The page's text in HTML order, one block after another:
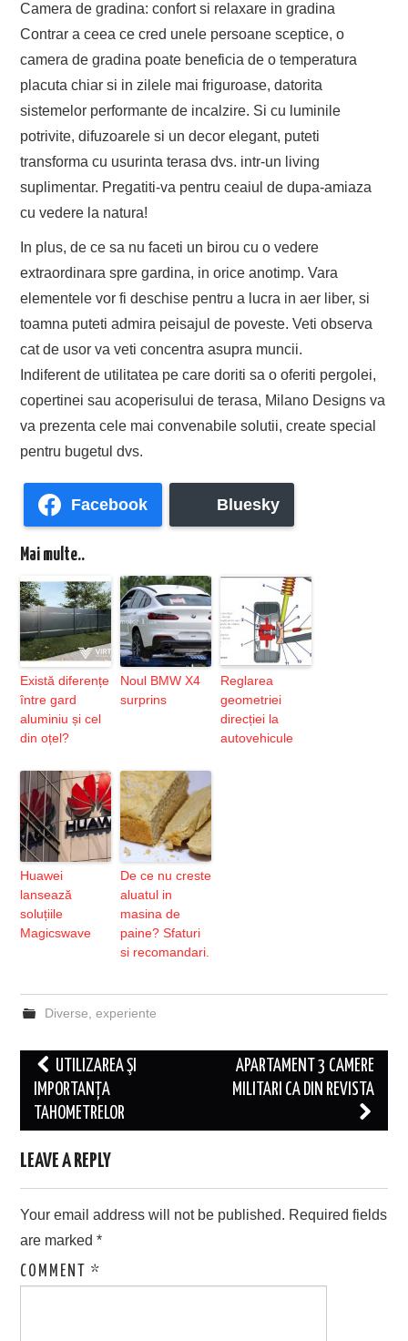
Camera de gradina: confort si relaxare in gradina
Contrar a ceea ce cred unele persoane sceptice, o
camera de gradina poate beneficia de o temperatura
placuta chiar si in zilele mai friguroase, datorita
sistemelor performante de incalzire. Si cu luminile
potrivite, difuzoarele si un decor elegant, puteti
transforma cu usurinta terasa dvs. intr-un living
suplimentar. Pregatiti-va pentru ceaiul de dupa-amiaza
cu vedere la natura!
In plus, de ce sa nu faceti un birou cu o vedere
extraordinara spre gardina, in orice anotimp. Vara
elementele vor fi deschise pentru a lucra in aer liber, si
toamna puteti admira peisajul de poveste. Veti observa
cat de usor va veti concentra asupra muncii.
Indiferent de utilitatea pe care doriti sa o oferiti pergolei,
copertinei sau acoperisului de terasa, Milano Designs va
va prezenta cele mai convenabile solutii, create special
pentru bugetul dvs.
Facebook Bluesky
Mai multe..
Există diferențe
între gard
aluminiu și cel
din oțel?
Noul BMW X4
surprins
Reglarea
geometriei
direcției la
autovehicule
Huawei
lansează
soluțiile
Magicswave
De ce nu creste
aluatul in
masina de
paine? Sfaturi
si recomandari.
Diverse, experiente
Post
navigation
UTILIZAREA ŞI
IMPORTANȚA
TAHOMETRELOR
APARTAMENT 3 CAMERE
MILITARI CA DIN REVISTA
LEAVE A REPLY
Your email address will not be published. Required fields
are marked*
COMMENT*